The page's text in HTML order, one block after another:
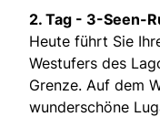
2. Tag - 3-Seen-
Heute führt Sie
Westufers des
Grenze. Auf dem
wunderschöne